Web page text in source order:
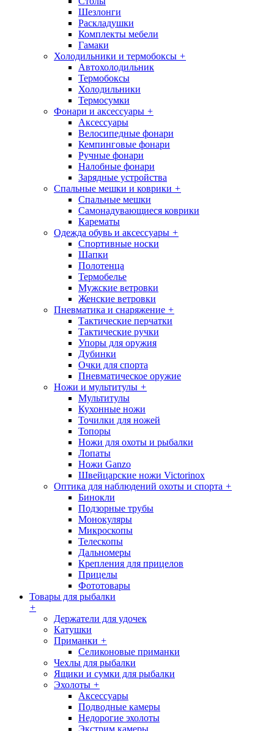
Шезлонги
Раскладушки
Комплекты мебели
Гамаки
Холодильники и термобоксы +
Автохолодильник
Термобоксы
Холодильники
Термосумки
Фонари и аксессуары +
Аксессуары
Велосипедные фонари
Кемпинговые фонари
Ручные фонари
Налобные фонари
Зарядные устройства
Спальные мешки и коврики +
Спальные мешки
Самонадувающиеся коврики
Карематы
Одежда обувь и аксессуары +
Спортивные носки
Шапки
Полотенца
Термобелье
Мужские ветровки
Женские ветровки
Пневматика и снаряжение +
Тактические перчатки
Тактические ручки
Упоры для оружия
Дубинки
Очки для спорта
Пневматическое оружие
Ножи и мультитулы +
Мультитулы
Кухонные ножи
Точилки для ножей
Топоры
Ножи для охоты и рыбалки
Лопаты
Ножи Ganzo
Швейцарские ножи Victorinox
Оптика для наблюдений охоты и спорта +
Бинокли
Подзорные трубы
Монокуляры
Микроскопы
Телескопы
Дальномеры
Крепления для прицелов
Прицелы
Фототовары
Товары для рыбалки
+
Держатели для удочек
Катушки
Приманки +
Селиконовые приманки
Чехлы для рыбалки
Ящики и сумки для рыбалки
Эхолоты +
Аксессуары
Подводные камеры
Недорогие эхолоты
Экстрим камеры